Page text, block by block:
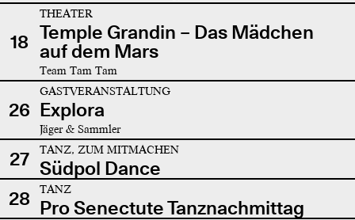
18
THEATER
Temple Grandin – Das Mädchen
auf dem Mars
Team Tam Tam
26
GASTVERANSTALTUNG
Explora
Jäger & Sammler
27 TANZ, ZUM MITMACHEN
Südpol Dance
28
TANZ
Pro Senectute Tanznachmittag